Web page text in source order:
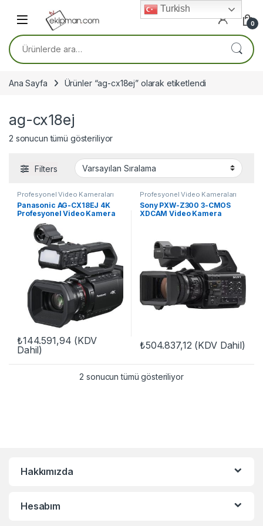
0
Ara:
Ana Sayfa Ürünler “ag-cx18ej” olarak etiketlendi
ag-cx18ej
2 sonucun tümü gösteriliyor
Filters
Profesyonel Video Kameraları
Panasonic AG-CX18EJ 4K
Profesyonel Video Kamera
₺144.591,94 (KDV
Dahil)
Profesyonel Video Kameraları
Sony PXW-Z300 3-CMOS
XDCAM Video Kamera
₺504.837,12 (KDV Dahil)
2 sonucun tümü gösteriliyor
Hakkımızda
Hesabım
Turkish